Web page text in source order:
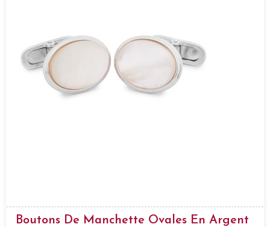
Boutons De Manchette Ovales En Argent